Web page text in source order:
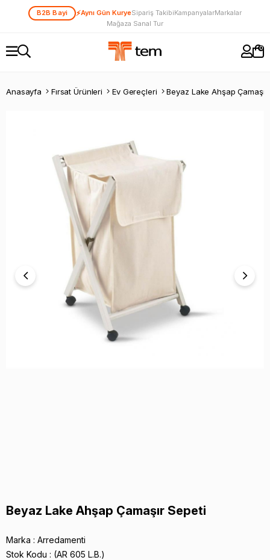
B2B Bayi ⚡Aynı Gün KuryeSipariş TakibiKampanyalarMarkalar
Mağaza Sanal Tur
0
Anasayfa Fırsat Ürünleri Ev Gereçleri Beyaz Lake Ahşap
Beyaz Lake Ahşap Çamaşır Sepeti
Marka : Arredamenti
Stok Kodu
(AR 605 L.B.)